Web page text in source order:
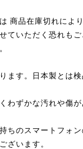
商品在庫切れにより
ていただく恐れも
ます。日本製とは
わずかな汚れや傷
ちのスマートフォ
ざいます。